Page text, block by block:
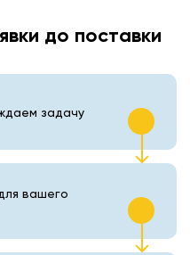
до поставки
задачу
вашего